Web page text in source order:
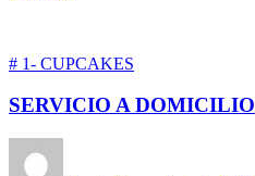
# 1- CUPCAKES
SERVICIO A DOMICILIO